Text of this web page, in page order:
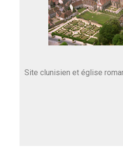
Site clunisien et église